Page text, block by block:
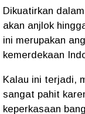
Dikuatirkan
akan anjlok
ini merupakan
kemerdekaan
Kalau ini terjadi,
sangat pahit
keperkasaan